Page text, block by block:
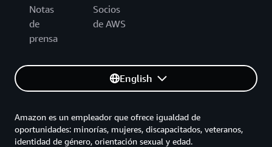
Notas
de
prensa
Socios
de AWS
English
Amazon es un empleador que ofrece igualdad de
oportunidades: minorías, mujeres, discapacitados, veteranos,
identidad de género, orientación sexual y edad.